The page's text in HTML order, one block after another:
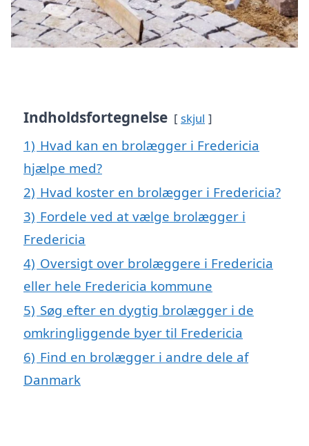
Indholdsfortegnelse skjul
1) Hvad kan en brolægger i Fredericia
hjælpe med?
2) Hvad koster en brolægger i Fredericia?
3) Fordele ved at vælge brolægger i
Fredericia
4) Oversigt over brolæggere i Fredericia
eller hele Fredericia kommune
5) Søg efter en dygtig brolægger i de
omkringliggende byer til Fredericia
6) Find en brolægger i andre dele af
Danmark